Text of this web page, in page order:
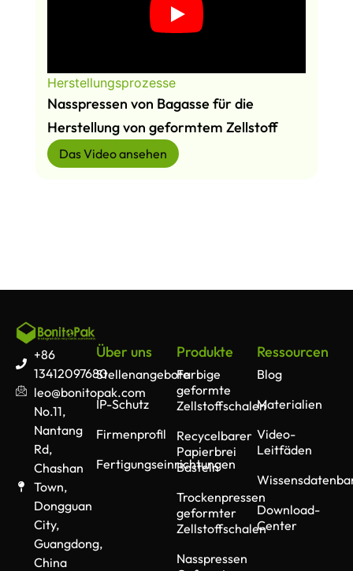
Herstellungsprozesse
Nasspressen von Bagasse für die
Herstellung von geformtem Zellstoff
Das Video ansehen
+86
13412097680
leo@bonitopak.com
No.11,
Nantang
Rd,
Chashan
Town,
Dongguan
City,
Guangdong,
China
Über uns
Stellenangebote
IP-Schutz
Firmenprofil
Fertigungseinrichtungen
Produkte
Farbige
geformte
Zellstoffschalen
Recycelbarer
Papierbrei
Basteln
Trockenpressen
geformter
Zellstoffschalen
Nasspressen
Ressourcen
Blog
Materialien
Video-
Leitfäden
Download-
Center